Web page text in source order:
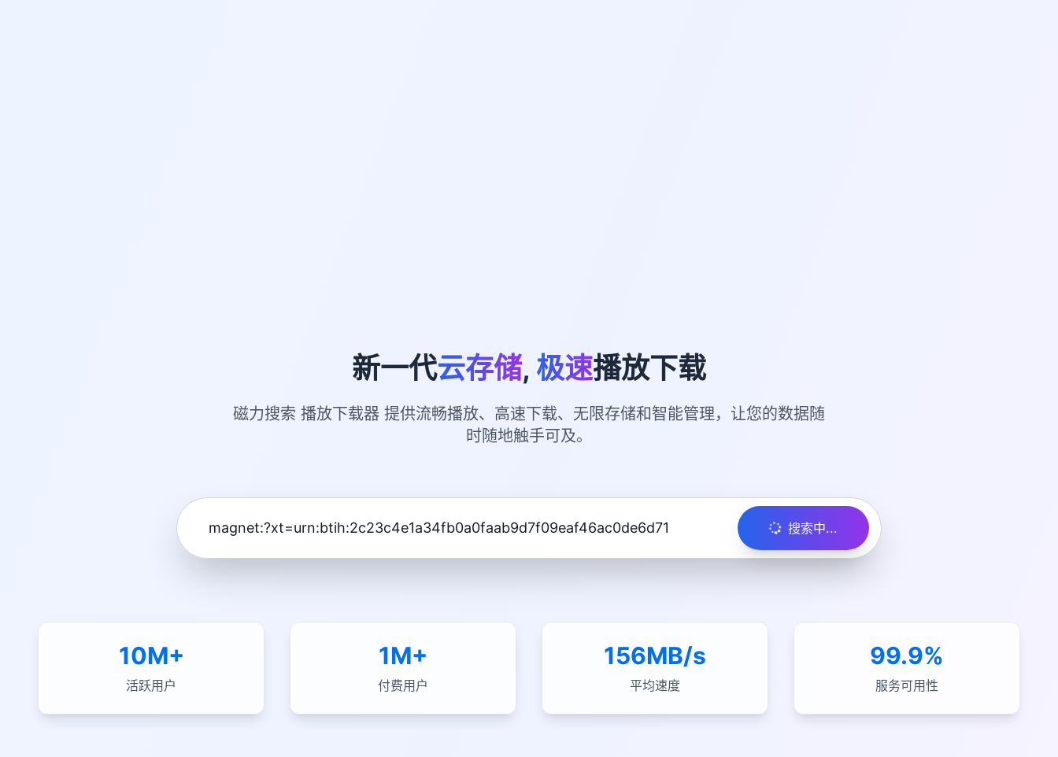
新一代云存储, 极速播放下载
磁力搜索 播放下载器 提供流畅播放、高速下载、无限存储和智能管理，让您的数据随
时随地触手可及。
搜索中...
10M+
活跃用户
1M+
付费用户
156MB/s
平均速度
99.9%
服务可用性